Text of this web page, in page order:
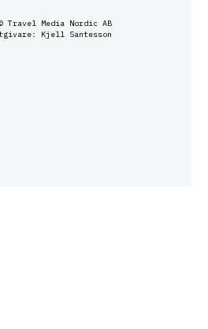
Travel Media Nordic AB
Kjell Santesson